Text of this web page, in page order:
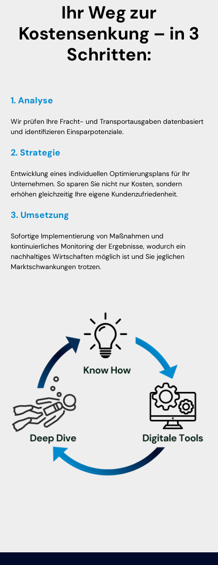
Ihr Weg zur
Kostensenkung – in 3
Schritten:
1. Analyse
Wir prüfen Ihre Fracht- und Transportausgaben datenbasiert
und identifizieren Einsparpotenziale.
2. Strategie
Entwicklung eines individuellen Optimierungsplans für Ihr
Unternehmen. So sparen Sie nicht nur Kosten, sondern
erhöhen gleichzeitig Ihre eigene Kundenzufriedenheit.
3. Umsetzung
Sofortige Implementierung von Maßnahmen und
kontinuierliches Monitoring der Ergebnisse, wodurch ein
nachhaltiges Wirtschaften möglich ist und Sie jeglichen
Marktschwankungen trotzen.